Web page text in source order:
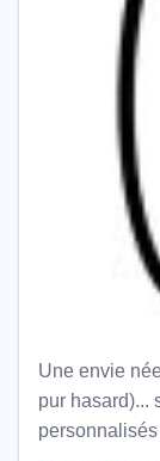
Une envie
pur hasard)...